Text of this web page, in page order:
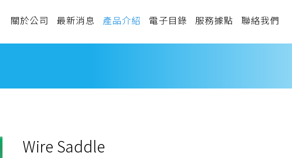
關於公司 最新消息 產品介紹 電子目錄 服務據點 聯絡我們
Wire Saddle